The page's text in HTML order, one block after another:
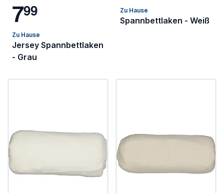
799
Zu Hause
Jersey Spannbettlaken
- Grau
Zu Hause
Spannbettlaken - Weiß